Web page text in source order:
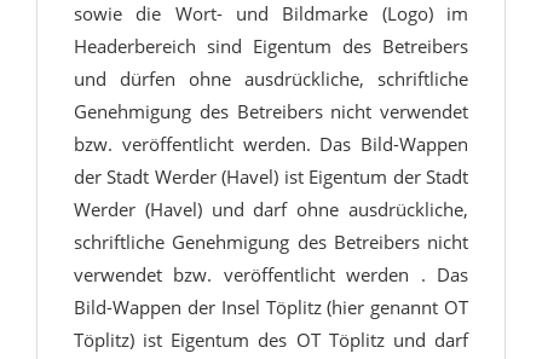
sowie die Wort- und Bildmarke (Logo) im
Headerbereich sind Eigentum des Betreibers
und dürfen ohne ausdrückliche, schriftliche
Genehmigung des Betreibers nicht verwendet
bzw. veröffentlicht werden. Das Bild-Wappen
der Stadt Werder (Havel) ist Eigentum der Stadt
Werder (Havel) und darf ohne ausdrückliche,
schriftliche Genehmigung des Betreibers nicht
verwendet bzw. veröffentlicht werden . Das
Bild-Wappen der Insel Töplitz (hier genannt OT
Töplitz) ist Eigentum des OT Töplitz und darf